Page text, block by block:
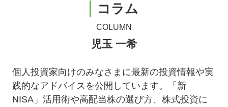
コラム
COLUMN
児玉 一希
個人投資家向けのみなさまに最新の投資情報や実
践的なアドバイスを公開しています。「新
NISA」活用術や高配当株の選び方、株式投資に